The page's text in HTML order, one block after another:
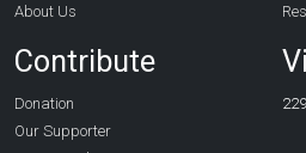
About Us
Contribute
Donation
Our Supporter